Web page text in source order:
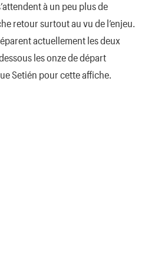
à un peu plus de
retour surtout au vu de l’enjeu.
actuellement les deux
les onze de départ
Setién pour cette affiche.